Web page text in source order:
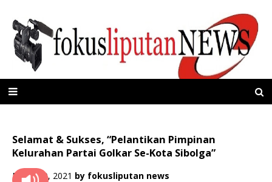
Selamat & Sukses, “Pelantikan Pimpinan
Kelurahan Partai Golkar Se-Kota Sibolga”
Maret 20, 2021 by fokusliputan news